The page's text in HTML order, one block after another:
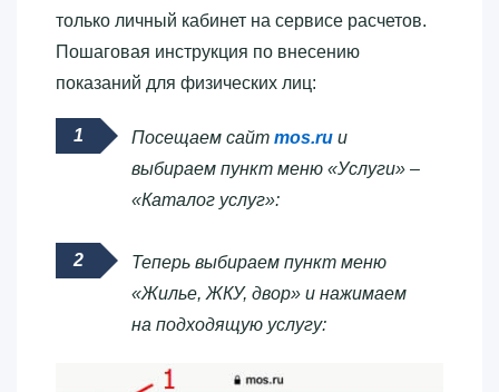
только личный кабинет на сервисе расчетов.
Пошаговая инструкция по внесению
показаний для физических лиц:
Посещаем сайт mos.ru и
выбираем пункт меню «Услуги» –
«Каталог услуг»:
Теперь выбираем пункт меню
«Жилье, ЖКУ, двор» и нажимаем
на подходящую услугу: